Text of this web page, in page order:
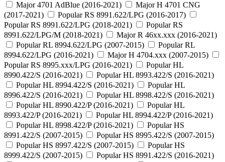
Major 4701 AdBlue (2016-2021)
Major H 4701 CNG
(2017-2021)
Popular RS 8991.622/LPG (2016-2017)
Popular RS 8991.622/LPG (2018-2021)
Popular RS
8991.622/LPG/M (2018-2021)
Major R 46xx.xxx (2016-2021)
Popular RL 8994.622/LPG (2007-2015)
Popular RL
8994.622/LPG (2016-2021)
Major H 4704.xxx (2007-2015)
Popular RS 8995.xxx/LPG (2016-2021)
Popular HL
8990.422/S (2016-2021)
Popular HL 8993.422/S (2016-2021)
Popular HL 8994.422/S (2016-2021)
Popular HL
8996.422/S (2016-2021)
Popular HL 8998.422/S (2016-2021)
Popular HL 8990.422/P (2016-2021)
Popular HL
8993.422/P (2016-2021)
Popular HL 8994.422/P (2016-2021)
Popular HL 8998.422/P (2016-2021)
Popular HS
8991.422/S (2007-2015)
Popular HS 8995.422/S (2007-2015)
Popular HS 8997.422/S (2007-2015)
Popular HS
8999.422/S (2007-2015)
Popular HS 8991.422/S (2016-2021)